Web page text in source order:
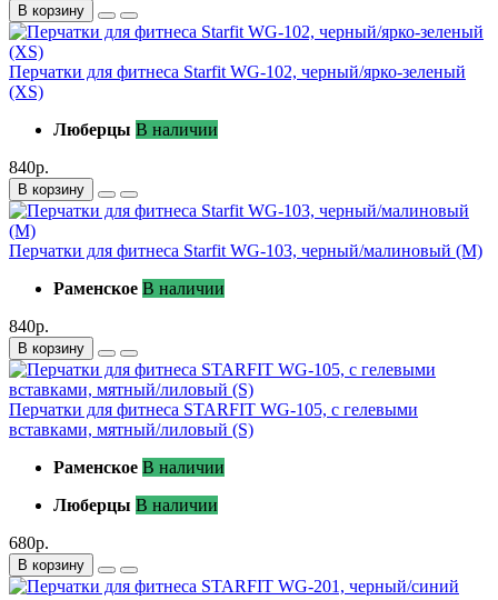
В корзину
Перчатки для фитнеса Starfit WG-102, черный/ярко-зеленый
(XS)
Люберцы В наличии
840р.
В корзину
Перчатки для фитнеса Starfit WG-103, черный/малиновый (M)
Раменское В наличии
840р.
В корзину
Перчатки для фитнеса STARFIT WG-105, с гелевыми
вставками, мятный/лиловый (S)
Раменское В наличии
Люберцы В наличии
680р.
В корзину